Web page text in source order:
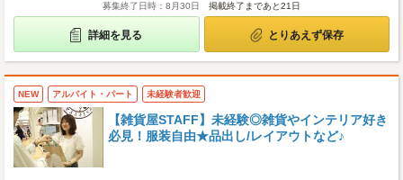
募集終了日時：8月30日 掲載終了まであと21日
詳細を見る とりあえず保存
NEW アルバイト・パート 未経験者歓迎
【雑貨屋STAFF】未経験◎雑貨やインテリア好き
必見！服装自由★品出し/レイアウトなど♪